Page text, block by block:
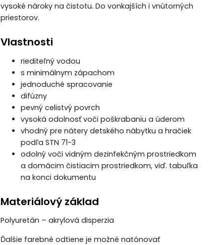
vysoké nároky na čistotu. Do vonkajších i vnútorných
priestorov.
Vlastnosti
riediteľný vodou
s minimálnym zápachom
jednoduché spracovanie
difúzny
pevný celistvý povrch
vysoká odolnosť voči poškrabaniu a úderom
vhodný pre nátery detského nábytku a hračiek
podľa STN 71-3
odolný voči vidným dezinfekčným prostriedkom
a domácim čistiacim prostriedkom, viď. tabuľka
na konci dokumentu
Materiálový základ
Polyuretán – akrylová disperzia
Ďalšie farebné odtiene je možné natónovať